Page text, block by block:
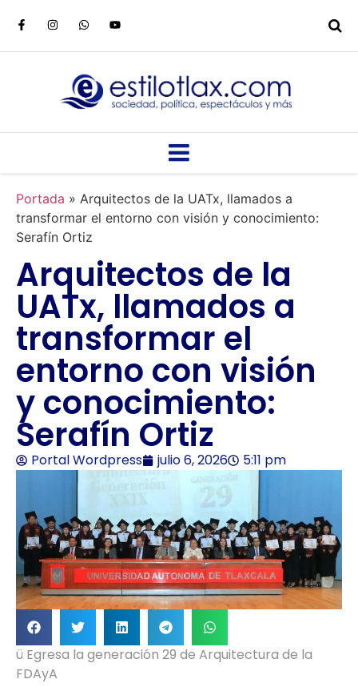
Portada » Arquitectos de la UATx, llamados a
transformar el entorno con visión y conocimiento:
Serafín Ortiz
Arquitectos de la
UATx, llamados a
transformar el
entorno con visión
y conocimiento:
Serafín Ortiz
Portal Wordpress julio 6, 2026 5:11 pm
ü Egresa la generación 29 de Arquitectura de la
FDAyA